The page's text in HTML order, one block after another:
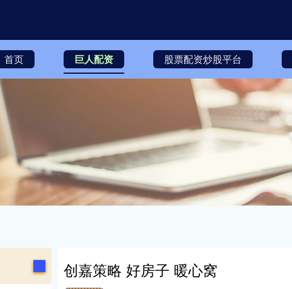
首页 巨人配资 股票配资炒股平台
创嘉策略 好房子 暖心窝